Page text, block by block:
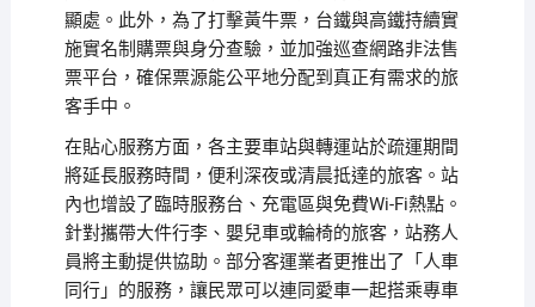
顯處。此外，為了打擊黃牛票，台鐵與高鐵持續實
施實名制購票與身分查驗，並加強巡查網路非法售
票平台，確保票源能公平地分配到真正有需求的旅
客手中。
在貼心服務方面，各主要車站與轉運站於疏運期間
將延長服務時間，便利深夜或清晨抵達的旅客。站
內也增設了臨時服務台、充電區與免費Wi-Fi熱點。
針對攜帶大件行李、嬰兒車或輪椅的旅客，站務人
員將主動提供協助。部分客運業者更推出了「人車
同行」的服務，讓民眾可以連同愛車一起搭乘專車